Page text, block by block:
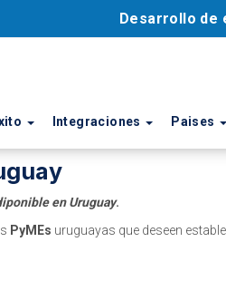
Desarrollo de
Integraciones Paises
en Uruguay.
PyMEs uruguayas que deseen